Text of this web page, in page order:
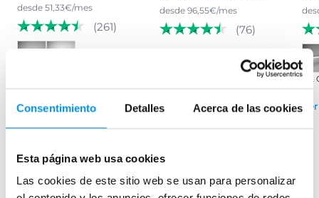
Consentimiento Detalles Acerca de las cookies
Esta página web usa cookies
Las cookies de este sitio web se usan para personalizar
desde 51,33€/mes
(261)
Ver opciones›
desde 96,55€/mes
(76)
+ 2
Mamparas de bañera
Frontales